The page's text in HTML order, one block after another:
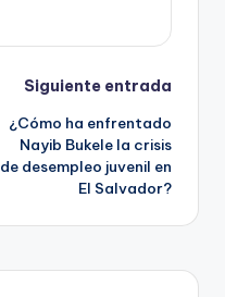
Siguiente entrada
¿Cómo ha enfrentado
Nayib Bukele la crisis
de desempleo juvenil en
El Salvador?